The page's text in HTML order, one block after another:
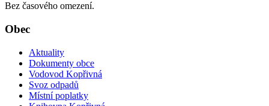
Bez časového omezení.
Obec
Aktuality
Dokumenty obce
Vodovod Kopřivná
Svoz odpadů
Místní poplatky